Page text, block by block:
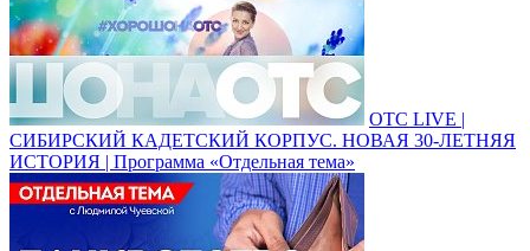
ОТС LIVE |
СИБИРСКИЙ КАДЕТСКИЙ КОРПУС. НОВАЯ 30-ЛЕТНЯЯ
ИСТОРИЯ | Программа «Отдельная тема»